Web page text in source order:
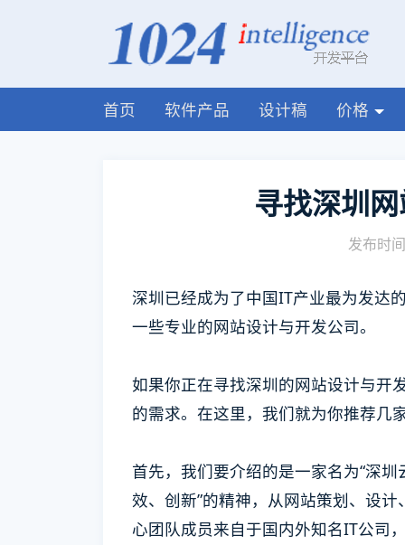
首页 软件产品 设计稿 价格
寻找深圳
发布时
深圳已经成为了中国IT产业最为发达
一些专业的网站设计与开发公司。
如果你正在寻找深圳的网站设计与开
的需求。在这里，我们就为你推荐几
首先，我们要介绍的是一家名为“深
效、创新”的精神，从网站策划、设
心团队成员来自于国内外知名IT公司